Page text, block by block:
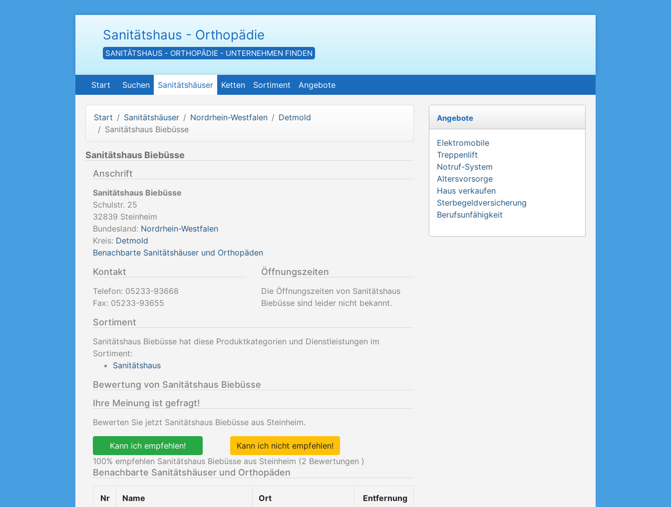
Sanitätshaus - Orthopädie
SANITÄTSHAUS - ORTHOPÄDIE - UNTERNEHMEN FINDEN
Start Suchen Sanitätshäuser Ketten Sortiment Angebote
Start Sanitätshäuser Nordrhein-Westfalen
Detmold
Sanitätshaus Biebüsse
Sanitätshaus Biebüsse
Anschrift
Sanitätshaus Biebüsse
Schulstr. 25
32839 Steinheim
Bundesland: Nordrhein-Westfalen
Kreis: Detmold
Benachbarte Sanitätshäuser und Orthopäden
Kontakt
Telefon: 05233-93668
Fax: 05233-93655
Öffnungszeiten
Die Öffnungszeiten von Sanitätshaus
Biebüsse sind leider nicht bekannt.
Sortiment
Sanitätshaus Biebüsse hat diese Produktkategorien und Dienstleistungen im
Sortiment:
Sanitätshaus
Bewertung von Sanitätshaus Biebüsse
Ihre Meinung ist gefragt!
Bewerten Sie jetzt Sanitätshaus Biebüsse aus Steinheim.
Kann ich empfehlen!
Kann ich nicht empfehlen!
100% empfehlen Sanitätshaus Biebüsse aus Steinheim (2 Bewertungen )
Benachbarte Sanitätshäuser und Orthopäden
Nr Name Ort Entfernung
Angebote
Elektromobile
Treppenlift
Notruf-System
Altersvorsorge
Haus verkaufen
Sterbegeldversicherung
Berufsunfähigkeit